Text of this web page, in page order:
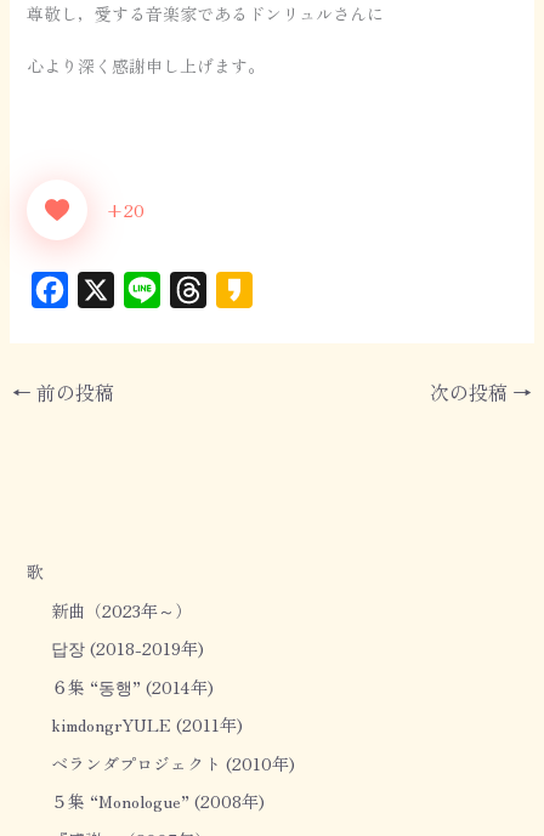
尊敬し，愛する音楽家であるドンリュルさんに
心より深く感謝申し上げます。
+20
e
← 前の投稿 次の投稿 →
歌
新曲（2023年～）
답장 (2018-2019年)
６集 “동행” (2014年)
kimdongrYULE (2011年)
ベランダプロジェクト (2010年)
５集 “Monologue” (2008年)